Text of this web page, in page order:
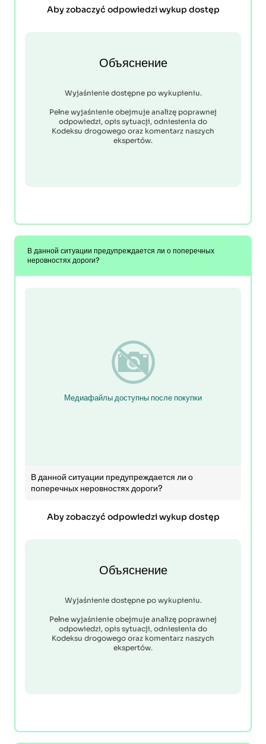
Aby zobaczyć odpowiedzi wykup dostęp
Объяснение
Wyjaśnienie dostępne po wykupieniu.
Pełne wyjaśnienie obejmuje analizę poprawnej
odpowiedzi, opis sytuacji, odniesienia do
Kodeksu drogowego oraz komentarz naszych
ekspertów.
В данной ситуации предупреждается ли о поперечных
неровностях дороги?
Медиафайлы доступны после покупки
В данной ситуации предупреждается ли о
поперечных неровностях дороги?
Aby zobaczyć odpowiedzi wykup dostęp
Объяснение
Wyjaśnienie dostępne po wykupieniu.
Pełne wyjaśnienie obejmuje analizę poprawnej
odpowiedzi, opis sytuacji, odniesienia do
Kodeksu drogowego oraz komentarz naszych
ekspertów.